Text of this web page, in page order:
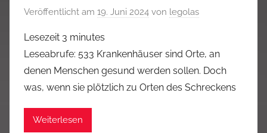
Veröffentlicht am 19. Juni 2024 von legolas
Lesezeit 3 minutes
Leseabrufe: 533 Krankenhäuser sind Orte, an
denen Menschen gesund werden sollen. Doch
was, wenn sie plötzlich zu Orten des Schreckens
Weiterlesen